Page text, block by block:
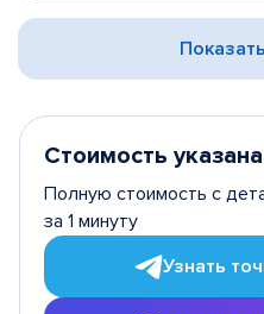
Стоимость
Полную стоимость с
за 1 минуту
Узнать